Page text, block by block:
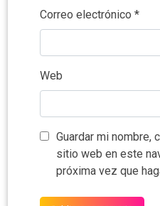
Correo electrónico *
Web
Guardar mi nombre,
sitio web en este
próxima vez que